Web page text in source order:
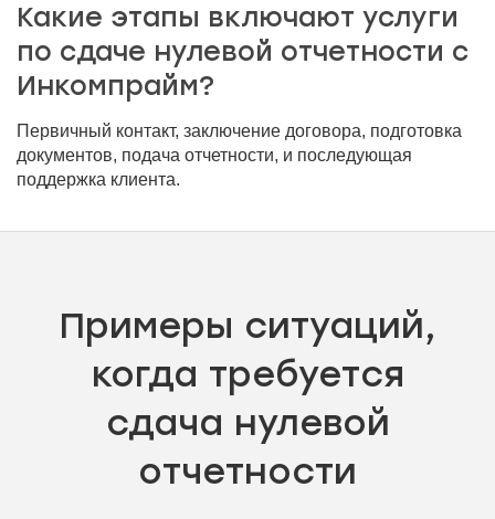
Какие этапы включают услуги
по сдаче нулевой отчетности с
Инкомпрайм?
Первичный контакт, заключение договора, подготовка
документов, подача отчетности, и последующая
поддержка клиента.
Примеры ситуаций,
когда требуется
сдача нулевой
отчетности